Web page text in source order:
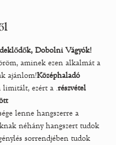
Dobolni Vágyók!
aminek ezen alkalmát a
ajánlom!Középhaladó
limitált, ezért a .részvétel
lenne hangszerre a
néhány hangszert tudok
sorrendjében tudok